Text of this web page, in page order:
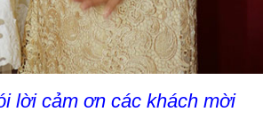
lời cảm ơn các khách mời